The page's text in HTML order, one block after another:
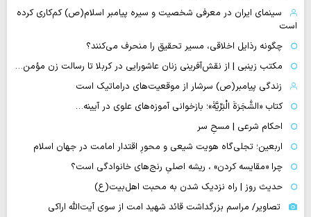
سینمای ایران در معرفی شخصیت و سیره پیامبر اسلام(ص) کم‌کاری کرده
است
چگونه رذایل اخلاقی، مسیر تحقیق را منحرف می‌کنند؟
مکتب زینبی | از نقش‌آفرینی زنان عاشورایی در کربلا تا رسالت زن مؤمن…
زندگی پیامبر(ص) سرشار از موقعیت‌های دراماتیک است
کتاب «الشَّجَرَةَ الْبَرِّیَّةَ»؛ بازخوانی آموزه‌های علوی در آیینه…
احکام شرعی | مسحِ سر
اربعین؛ تجلی‌گاه هویت شیعی و محورِ اقتدار امامت در جهان اسلام
چرا «مقایسه کردن» ، ریشه اصلیِ رنج‌های خانوادگی است؟
حدیث روز | راه نزدیک شدن به محبت اهل‌بیت(ع)
تصاویر/ مراسم بزرگداشت قائد شهید امت از سوی آیت‌الله اراکی